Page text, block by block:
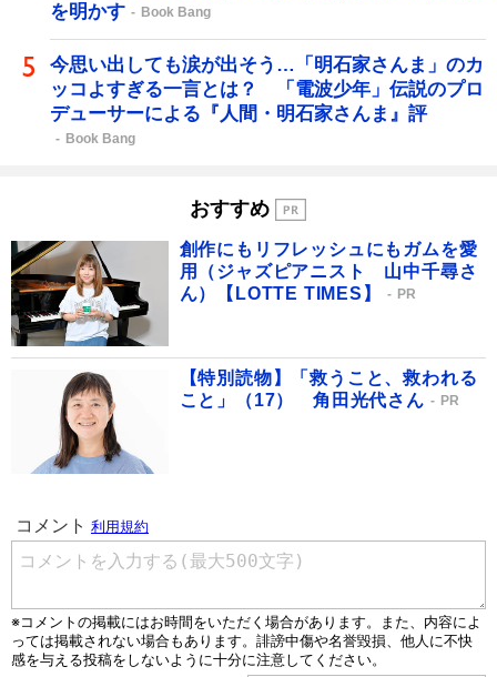
を明かす
Book Bang
今思い出しても涙が出そう…「明石家さんま」のカ
ッコよすぎる一言とは？ 「電波少年」伝説のプロ
デューサーによる『人間・明石家さんま』評
Book Bang
おすすめ
創作にもリフレッシュにもガムを愛
用（ジャズピアニスト 山中千尋さ
ん）【LOTTE TIMES】
PR
【特別読物】「救うこと、救われる
こと」（17） 角田光代さん
PR